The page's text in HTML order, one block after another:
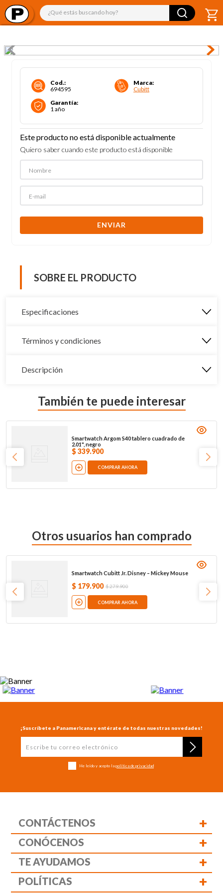
¿Qué estás buscando hoy?
Cod.:
694595
Marca:
Cubitt
Garantía:
1 año
Este producto no está disponible actualmente
Quiero saber cuando este producto está disponible
ENVIAR
SOBRE EL PRODUCTO
Especificaciones
Términos y condiciones
Descripción
También te puede interesar
Smartwatch Argom S40 tablero cuadrado de
2.01", negro
$ 339.900
COMPRAR AHORA
Otros usuarios han comprado
Smartwatch Cubitt Jr. Disney – Mickey Mouse
$ 179.900 $279.900
COMPRAR AHORA
¡Suscríbete a Panamericana y entérate de todas nuestras novedades!
He leído y acepto la política de privacidad
CONTÁCTENOS +
CONÓCENOS +
TE AYUDAMOS +
POLÍTICAS +